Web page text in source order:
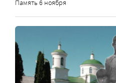
Память 6 ноября